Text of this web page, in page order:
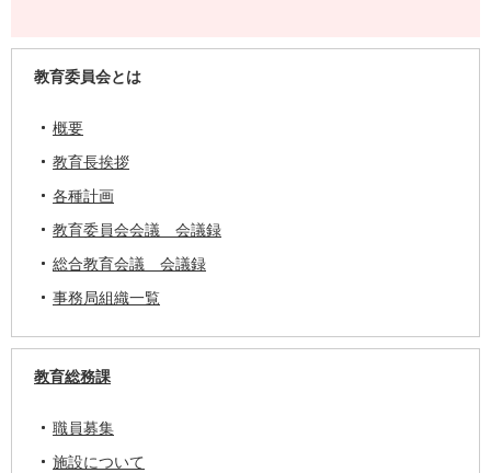
教育委員会とは
概要
教育長挨拶
各種計画
教育委員会会議 会議録
総合教育会議 会議録
事務局組織一覧
教育総務課
職員募集
施設について